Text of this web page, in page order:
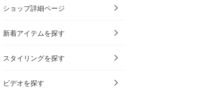
ショップ詳細ページ
新着アイテムを探す
スタイリングを探す
ビデオを探す